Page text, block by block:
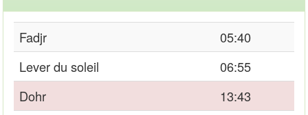
Fadjr
05:40
Lever du soleil
06:55
Dohr
13:43